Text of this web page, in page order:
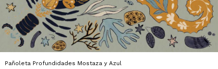
Pañoleta Profundidades Mostaza y Azul